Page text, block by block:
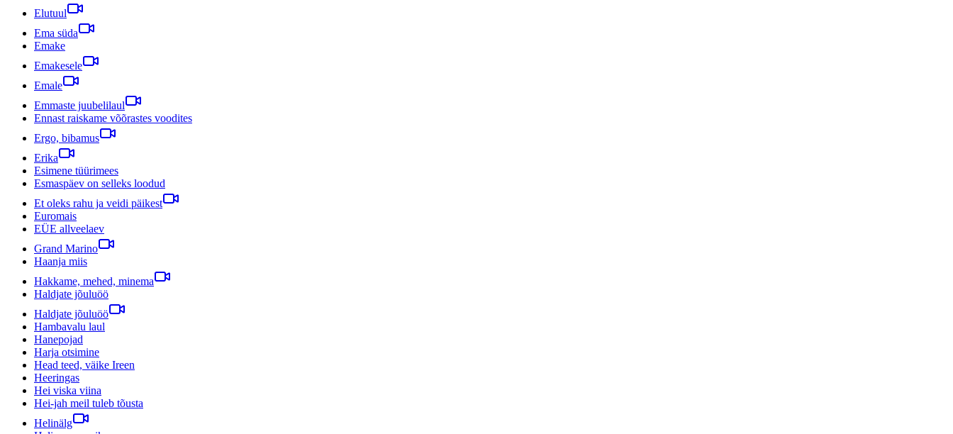
Elutuul
Ema süda
Emake
Emakesele
Emale
Emmaste juubelilaul
Ennast raiskame võõrastes voodites
Ergo, bibamus
Erika
Esimene tüürimees
Esmaspäev on selleks loodud
Et oleks rahu ja veidi päikest
Euromais
EÜE allveelaev
Grand Marino
Haanja miis
Hakkame, mehed, minema
Haldjate jõuluöö
Haldjate jõuluöö
Hambavalu laul
Hanepojad
Harja otsimine
Head teed, väike Ireen
Heeringas
Hei viska viina
Hei-jah meil tuleb tõusta
Helinälg